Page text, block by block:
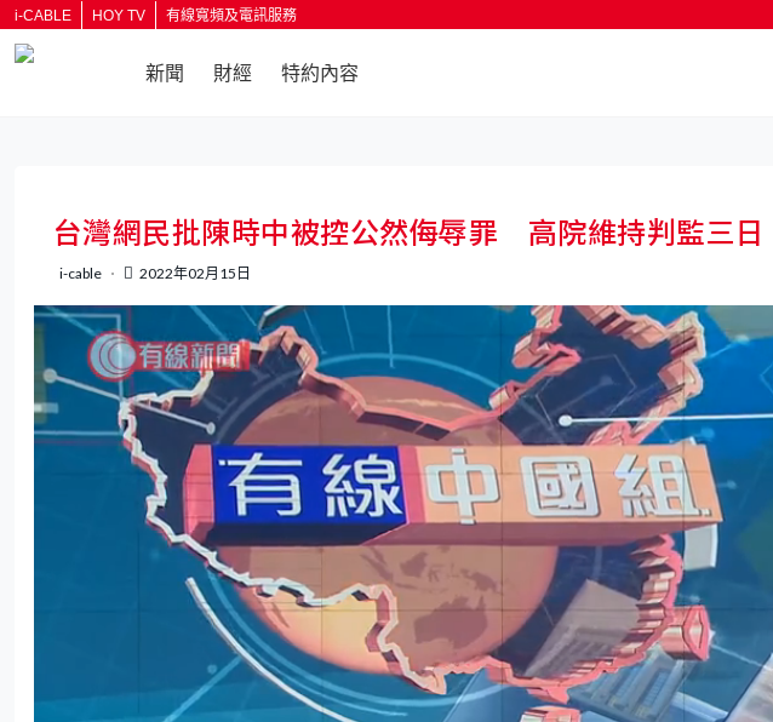
i-CABLE HOY TV 有線寬頻及電訊服務
新聞 財經 特約內容
台灣網民批陳時中被控公然侮辱罪 高院維持判監三日
i-cable 2022年02月15日